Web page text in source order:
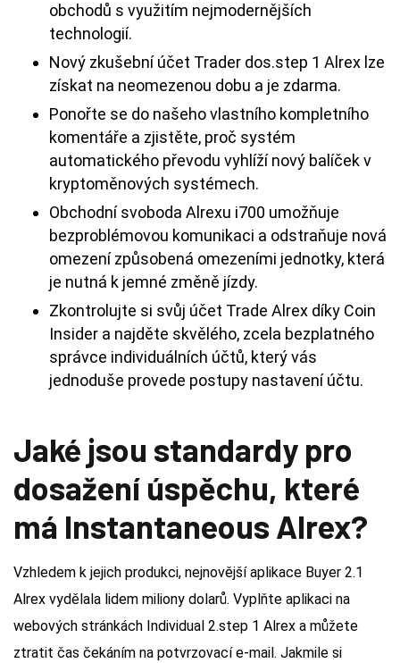
obchodů s využitím nejmodernějších
technologií.
Nový zkušební účet Trader dos.step 1 Alrex lze
získat na neomezenou dobu a je zdarma.
Ponořte se do našeho vlastního kompletního
komentáře a zjistěte, proč systém
automatického převodu vyhlíží nový balíček v
kryptoměnových systémech.
Obchodní svoboda Alrexu i700 umožňuje
bezproblémovou komunikaci a odstraňuje nová
omezení způsobená omezeními jednotky, která
je nutná k jemné změně jízdy.
Zkontrolujte si svůj účet Trade Alrex díky Coin
Insider a najděte skvělého, zcela bezplatného
správce individuálních účtů, který vás
jednoduše provede postupy nastavení účtu.
Jaké jsou standardy pro
dosažení úspěchu, které
má Instantaneous Alrex?
Vzhledem k jejich produkci, nejnovější aplikace Buyer 2.1
Alrex vydělala lidem miliony dolarů. Vyplňte aplikaci na
webových stránkách Individual 2.step 1 Alrex a můžete
ztratit čas čekáním na potvrzovací e-mail. Jakmile si